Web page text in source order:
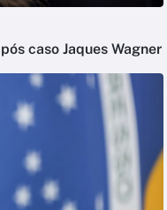
caso Jaques Wagner